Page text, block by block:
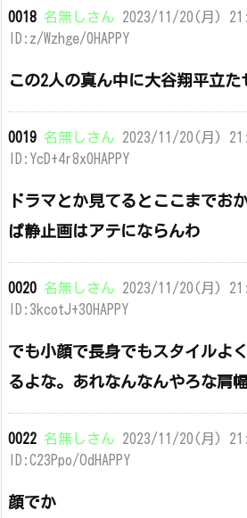
0018 名無しさん 2023/11/20(月)
ID:z/Wzhge/0HAPPY
この2人の真ん中に大谷翔平立た
0019 名無しさん 2023/11/20(月)
ID:YcD+4r8x0HAPPY
ドラマとか見てるとここまでお
ぱ静止画はアテにならんわ
0020 名無しさん 2023/11/20(月)
ID:3kcotJ+30HAPPY
でも小顔で長身でもスタイルよ
るよな。あれなんなんやろな肩
0022 名無しさん 2023/11/20(月)
ID:C23Ppo/OdHAPPY
顔でか